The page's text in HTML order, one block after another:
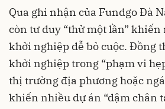
Qua ghi nhận của Fundgo Đà
còn tư duy “thử một lần” khiến
khởi nghiệp dễ bỏ cuộc. Đồng
khởi nghiệp trong “phạm vi
thị trường địa phương hoặc
khiến nhiều dự án “dậm chân